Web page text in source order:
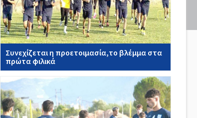
Συνεχίζεται η προετοιμασία,το βλέμμα στα
πρώτα φιλικά